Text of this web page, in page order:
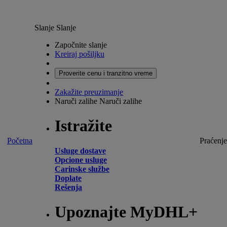
Početna
Slanje Slanje
Započnite slanje
Kreiraj pošiljku
Proverite cenu i tranzitno vreme
Zakažite preuzimanje
Naruči zalihe Naruči zalihe
Istražite
Usluge dostave
Opcione usluge
Carinske službe
Doplate
Rešenja
Upoznajte MyDHL+
Praćenje